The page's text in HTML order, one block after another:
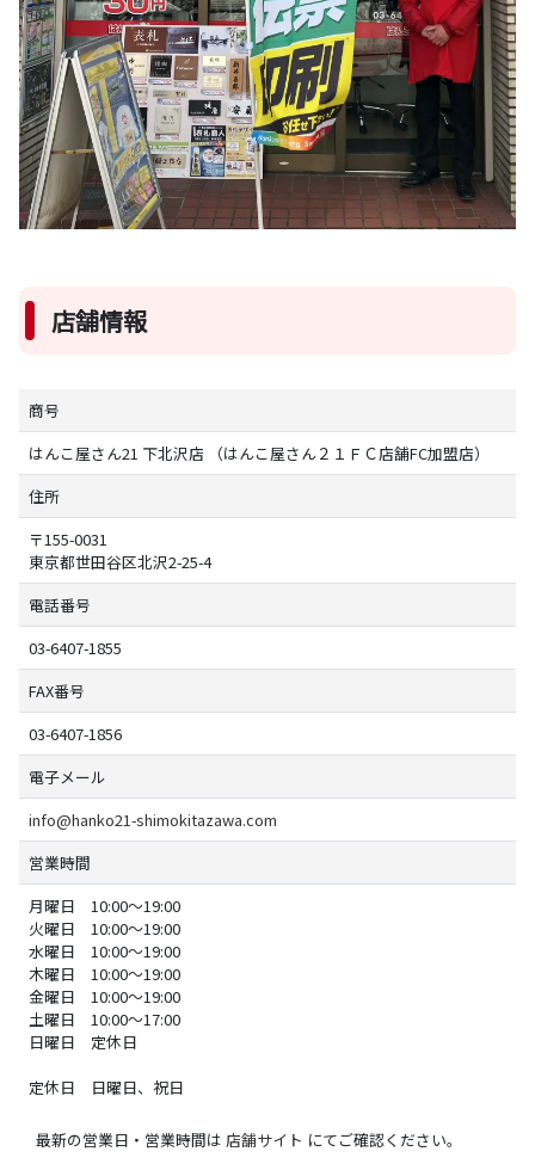
店舗情報
商号
はんこ屋さん21 下北沢店 （はんこ屋さん２１ＦＣ店舗FC加盟店）
住所
〒155-0031
東京都世田谷区北沢2-25-4
電話番号
03-6407-1855
FAX番号
03-6407-1856
電子メール
info@hanko21-shimokitazawa.com
営業時間
月曜日 10:00～19:00
火曜日 10:00～19:00
水曜日 10:00～19:00
木曜日 10:00～19:00
金曜日 10:00～19:00
土曜日 10:00～17:00
日曜日 定休日
定休日 日曜日、祝日
最新の営業日・営業時間は 店舗サイト にてご確認ください。